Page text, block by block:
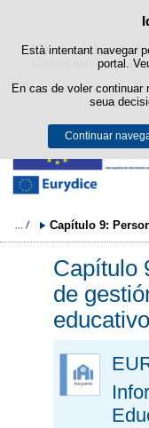
Este lloc web utilitza
cookies de tercers
Podeu obtindre més
Està intentant navegar
portal.
En cas de voler continuar
seua
Continuar
Capítulo 9:
Capítulo
de
educativo